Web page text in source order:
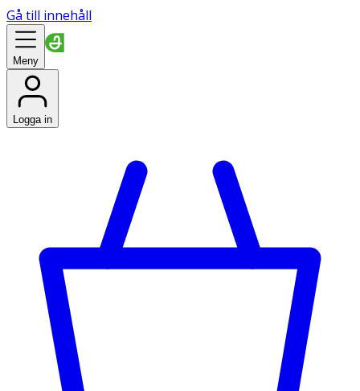
Gå till innehåll
Meny
Logga in